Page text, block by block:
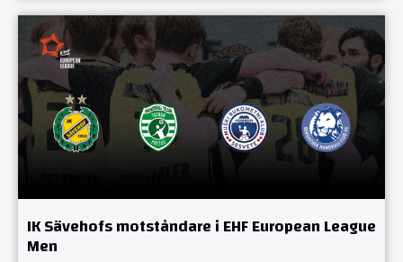
IK Sävehofs motståndare i EHF European League
Men